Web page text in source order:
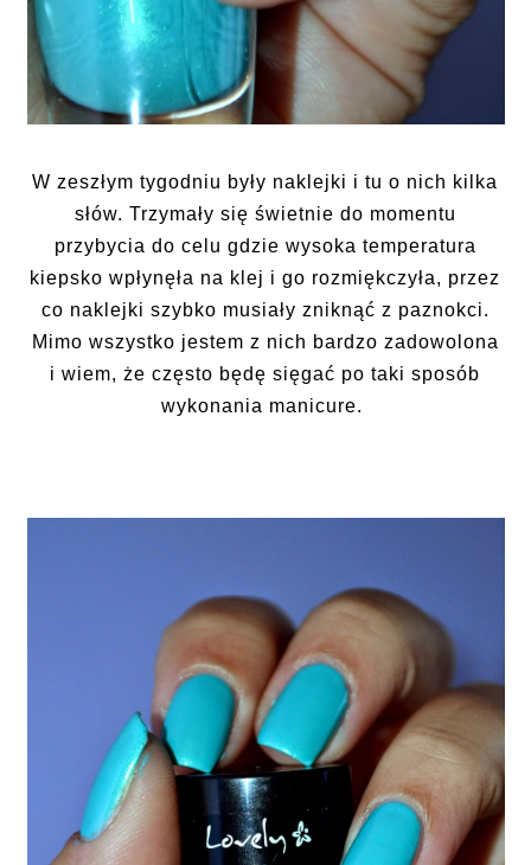
W zeszłym tygodniu były naklejki i tu o nich kilka
słów. Trzymały się świetnie do momentu
przybycia do celu gdzie wysoka temperatura
kiepsko wpłynęła na klej i go rozmiękczyła, przez
co naklejki szybko musiały zniknąć z paznokci.
Mimo wszystko jestem z nich bardzo zadowolona
i wiem, że często będę sięgać po taki sposób
wykonania manicure.